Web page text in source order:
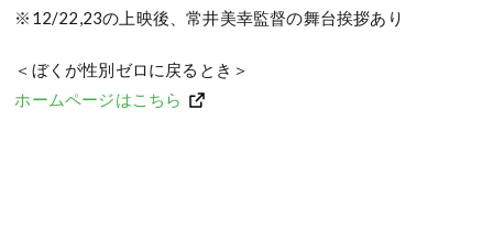
※12/22,23の上映後、常井美幸監督の舞台挨拶あり
＜ぼくが性別ゼロに戻るとき＞
ホームページはこちら